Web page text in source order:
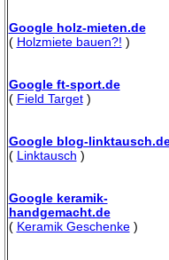
Google holz-mieten.de
( Holzmiete bauen?! )
Google ft-sport.de
( Field Target)
Google blog-
( Linktausch )
Google keramik-
handgemacht.de
( Keramik Geschenke)